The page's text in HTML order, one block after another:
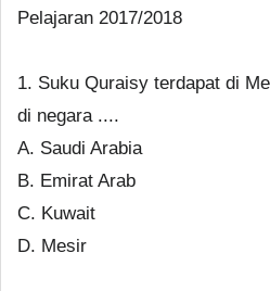
Pelajaran 2017/2018
1. Suku Quraisy terdapat di
di negara ....
A. Saudi Arabia
B. Emirat Arab
C. Kuwait
D. Mesir